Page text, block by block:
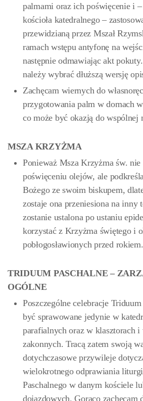
palmami oraz ich poświęcenie i
kościoła katedralnego –
przewidzianą przez Mszał
ramach wstępu antyfonę na
następnie odmawiając akt
należy wybrać dłuższą wersję
Zachęcam wiernych do
przygotowania palm w domach
co może być okazją do wspólnej
MSZA KRZYŻMA
Ponieważ Msza Krzyżma św. nie
poświęceniu olejów, ale
Bożego ze swoim biskupem,
zostaje ona przeniesiona na inny
zostanie ustalona po ustaniu
korzystać z Krzyżma świętego i
pobłogosławionych przed rokiem.
TRIDUUM PASCHALNE –
OGÓLNE
Poszczególne celebracje
być sprawowane jedynie w
parafialnych oraz w klasztorach i
zakonnych. Tracą zatem swoją
dotychczasowe przywileje
wielokrotnego odprawiania
Paschalnego w danym kościele
dojazdowych. Gorąco zachęcam